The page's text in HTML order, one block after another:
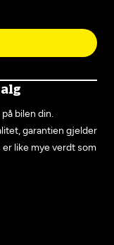
bilen din.
garantien gjelder
like mye verdt som